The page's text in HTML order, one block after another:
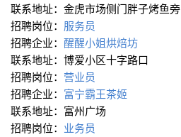
联系地址：金虎市场侧门胖子烤鱼旁
招聘岗位： 服务员
招聘企业： 醒醒小姐烘焙坊
联系地址：博爱小区十字路口
招聘岗位： 营业员
招聘企业： 富宁霸王茶姬
联系地址：富州广场
招聘岗位： 业务员